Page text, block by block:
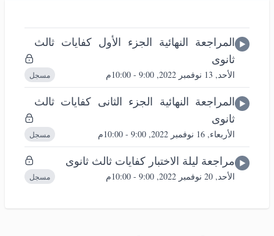
المراجعة النهائية الجزء الأول كفايات ثالث
ثانوى
الأحد, 13 نوفمبر 2022, 9:00 - 10:00م مسجل
المراجعة النهائية الجزء الثانى كفايات ثالث
ثانوى
الأربعاء, 16 نوفمبر 2022, 9:00 - 10:00م مسجل
مراجعة ليلة الاختبار كفايات ثالث ثانوى
الأحد, 20 نوفمبر 2022, 9:00 - 10:00م مسجل